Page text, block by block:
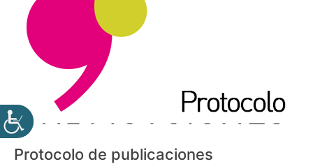
Protocolo de publicaciones